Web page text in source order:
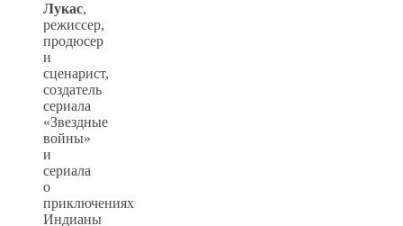
Лукас,
режиссер,
продюсер
и
сценарист,
создатель
сериала
«Звездные
войны»
и
сериала
о
приключениях
Индианы